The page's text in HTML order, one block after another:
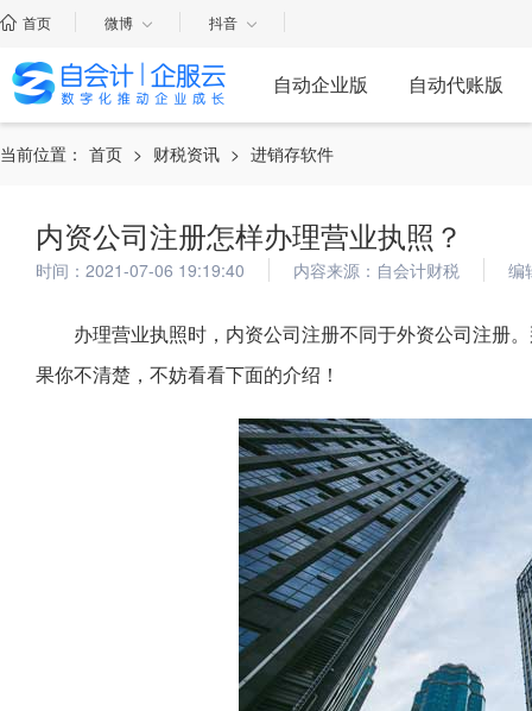
首页 微博 抖音
自动企业版 自动代账版
当前位置： 首页 > 财税资讯 > 进销存软件
内资公司注册怎样办理营业执照？
时间：2021-07-06 19:19:40 内容来源：自会计财税 编
办理营业执照时，内资公司注册不同于外资公司注册
果你不清楚，不妨看看下面的介绍！